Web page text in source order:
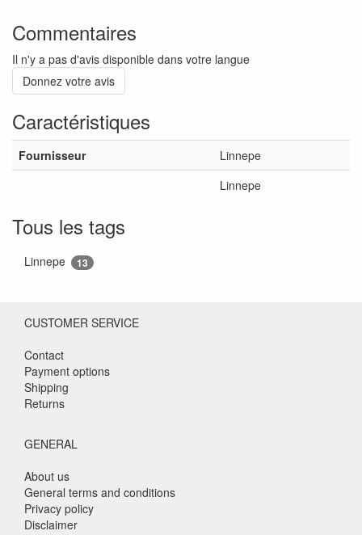
Commentaires
Il n'y a pas d'avis disponible dans votre langue
Donnez votre avis
Caractéristiques
Fournisseur
Linnepe
Linnepe
Tous les tags
Linnepe 13
CUSTOMER SERVICE
Contact
Payment options
Shipping
Returns
GENERAL
About us
General terms and conditions
Privacy policy
Disclaimer